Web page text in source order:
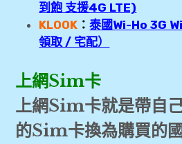
飛行紀錄
東南亞旅遊
[胡志明旅遊] 胡志明4天3
享
到飽 支援4G LTE)
KLOOK ：泰國Wi-Ho 3G
領取 / 宅配）
上網Sim卡
上網Sim卡就是帶自
的Sim卡換為購買的